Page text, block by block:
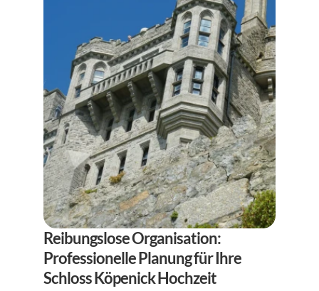
Reibungslose Organisation:
Professionelle Planung für Ihre
Schloss Köpenick Hochzeit